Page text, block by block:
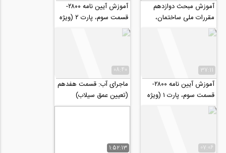
آموزش مبحث دوازدهم
مقررات ملی ساختمان،
ایمنی در حین اجرای کار-
ویژه آزمون نظام...
آموزش آیین نامه ۲۸۰۰-
قسمت سوم، پارت ۲ (ویژه
آزمون نظام مهندسی و
کارشناس رسمی...
37:11
آموزش آیین نامه ۲۸۰۰-
قسمت سوم، پارت ۱ (ویژه
آزمون نظام مهندسی و
کارشناس رسمی...
08:40
ماجرای آب: قسمت هفدهم
(تعیین عمق سیلاب)
07:06
1:52:13